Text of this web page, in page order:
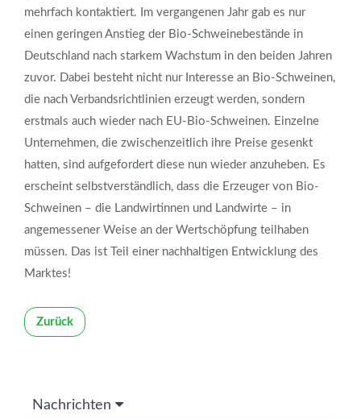
mehrfach kontaktiert. Im vergangenen Jahr gab es nur
einen geringen Anstieg der Bio-Schweinebestände in
Deutschland nach starkem Wachstum in den beiden Jahren
zuvor. Dabei besteht nicht nur Interesse an Bio-Schweinen,
die nach Verbandsrichtlinien erzeugt werden, sondern
erstmals auch wieder nach EU-Bio-Schweinen. Einzelne
Unternehmen, die zwischenzeitlich ihre Preise gesenkt
hatten, sind aufgefordert diese nun wieder anzuheben. Es
erscheint selbstverständlich, dass die Erzeuger von Bio-
Schweinen – die Landwirtinnen und Landwirte – in
angemessener Weise an der Wertschöpfung teilhaben
müssen. Das ist Teil einer nachhaltigen Entwicklung des
Marktes!
Zurück
Nachrichten